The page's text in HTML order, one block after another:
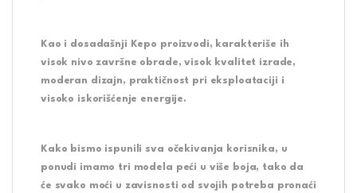
Kao i dosadašnji Kepo proizvodi, karakteriše ih
visok nivo završne obrade, visok kvalitet izrade,
moderan dizajn, praktičnost pri eksploataciji i
visoko iskorišćenje energije.
Kako bismo ispunili sva očekivanja korisnika, u
ponudi imamo tri modela peći u više boja, tako da
će svako moći u zavisnosti od svojih potreba pronaći